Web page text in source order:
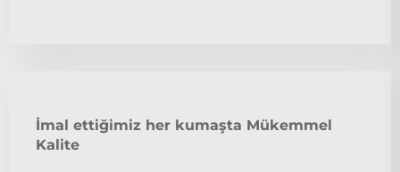
İmal ettiğimiz her kumaşta Mükemmel
Kalite